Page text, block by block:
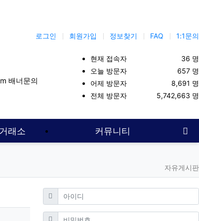
로그인 회원가입 정보찾기 FAQ 1:1문의
해외선물대여계좌 해외선물
현재 접속자
36 명
오늘 방문자
657 명
어제 방문자
8,691 명
전체 방문자
5,742,663 명
래소 커뮤니티
자유게시판
아이디 필수
비밀번호필수